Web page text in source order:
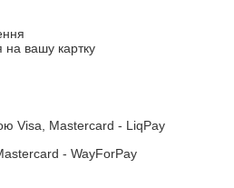
на вашу картку
Visa, Mastercard - LiqPay
- WayForPay